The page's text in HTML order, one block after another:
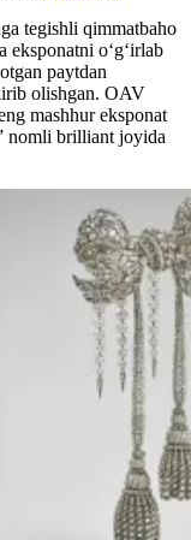
tegishli qimmatbaho
o‘g‘irlab
paytdan
olishgan. OAV
mashhur eksponat
nomli brilliant joyida